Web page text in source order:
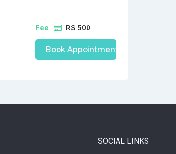
Fee RS 500
Book Appointment
SOCIAL LINKS